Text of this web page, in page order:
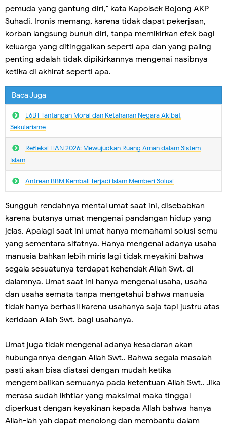
pemuda yang gantung diri," kata Kapolsek Bojong AKP
Suhadi. Ironis memang, karena tidak dapat pekerjaan,
korban langsung bunuh diri, tanpa memikirkan efek bagi
keluarga yang ditinggalkan seperti apa dan yang paling
penting adalah tidak dipikirkannya mengenai nasibnya
ketika di akhirat seperti apa.
Baca Juga
L6BT Tantangan Moral dan Ketahanan Negara Akibat
Sekularisme
Refleksi HAN 2026: Mewujudkan Ruang Aman dalam Sistem
Islam
Antrean BBM Kembali Terjadi lslam Memberi Solusi
Sungguh rendahnya mental umat saat ini, disebabkan
karena butanya umat mengenai pandangan hidup yang
jelas. Apalagi saat ini umat hanya memahami solusi semu
yang sementara sifatnya. Hanya mengenal adanya usaha
manusia bahkan lebih miris lagi tidak meyakini bahwa
segala sesuatunya terdapat kehendak Allah Swt. di
dalamnya. Umat saat ini hanya mengenal usaha, usaha
dan usaha semata tanpa mengetahui bahwa manusia
tidak hanya berhasil karena usahanya saja tapi justru atas
keridaan Allah Swt. bagi usahanya.
Umat juga tidak mengenal adanya kesadaran akan
hubungannya dengan Allah Swt.. Bahwa segala masalah
pasti akan bisa diatasi dengan mudah ketika
mengembalikan semuanya pada ketentuan Allah Swt.. Jika
merasa sudah ikhtiar yang maksimal maka tinggal
diperkuat dengan keyakinan kepada Allah bahwa hanya
Allah-lah yah dapat menolong dan membantu dalam